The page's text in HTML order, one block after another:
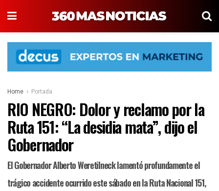
Home Portada
RIO NEGRO: Dolor y reclamo por la
Ruta 151: “La desidia mata”, dijo el
Gobernador
El Gobernador Alberto Weretilneck lamentó profundamente el
trágico accidente ocurrido este sábado en la Ruta Nacional 151,